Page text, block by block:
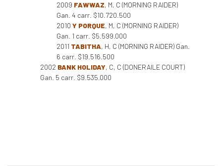
2009 FAWWAZ, M, C (MORNING RAIDER)
Gan. 4 carr. $10.720.500
2010 Y PORQUE, M, C (MORNING RAIDER)
Gan. 1 carr. $5.599.000
2011 TABITHA, H, C (MORNING RAIDER) Gan.
6 carr. $19.516.500
2002 BANK HOLIDAY, C, C (DONERAILE COURT)
Gan. 5 carr. $9.535.000